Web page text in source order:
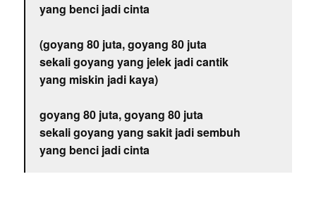
yang benci jadi cinta
(goyang 80 juta, goyang 80 juta
sekali goyang yang jelek jadi cantik
yang miskin jadi kaya)
goyang 80 juta, goyang 80 juta
sekali goyang yang sakit jadi sembuh
yang benci jadi cinta